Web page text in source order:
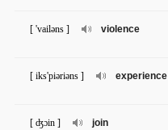
violence
[ 'vailəns ]
experience
[ iks'piəriəns ]
join
[ ʤɔin ]